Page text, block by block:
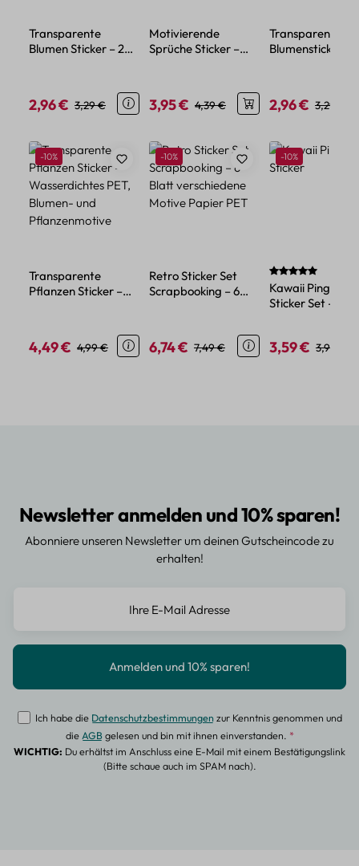
Transparente
Blumen Sticker – 20
Verkaufspreis:
2,96 € Regulärer Preis:
3,29 €
Motivierende
Sprüche Sticker –
Verkaufspreis:
3,95 € Regulärer Preis:
4,39 €
Transparente
Blumensticker –
Verkaufspreis:
2,96 € 3,29 €
Produktgalerie überspringen
Rabatt
-10%
Transparente
Pflanzen Sticker –
Verkaufspreis:
4,49 € Regulärer Preis:
4,99 €
Rabatt
-10%
Retro Sticker Set
Scrapbooking – 6
Verkaufspreis:
6,74 € Regulärer Preis:
7,49 €
Rabatt
-10%
Kawaii Pinguin
Sticker Set – 45
Design
Verkaufspreis:
3,59 € 3,99 €
Newsletter anmelden und 10% sparen!
Abonniere unseren Newsletter um deinen Gutscheincode zu
erhalten!
Ich habe die Datenschutzbestimmungenzur Kenntnis genommen und
dieAGBgelesen und bin mit ihnen einverstanden. *
WICHTIG: Du erhältst im Anschluss eine E-Mail mit einem Bestätigungslink
(Bitte schaue auch im SPAM nach).